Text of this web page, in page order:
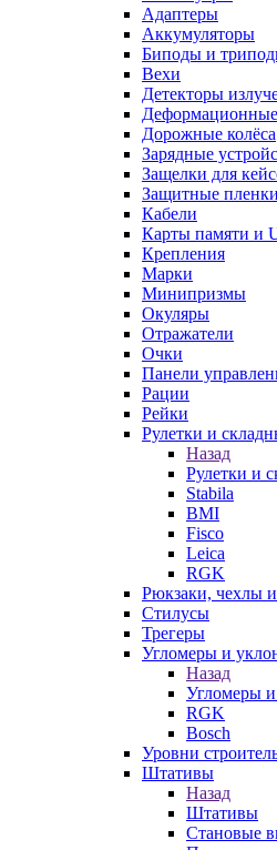
Адаптеры
Аккумуляторы
Биподы и
Вехи
Детекторы
Дорожные колёса
Зарядные
Защелки для
Защитные пленки
Кабели
Карты памяти и
Крепления
Марки
Минипризмы
Окуляры
Отражатели
Очки
Панели
Рации
Рейки
Рулетки и
Назад
Рулетки и
Stabila
BMI
Fisco
Leica
RGK
Рюкзаки, чехлы
Стилусы
Трегеры
Угломеры и
Назад
Угломеры
RGK
Bosch
Уровни
Штативы
Назад
Штативы
Становые